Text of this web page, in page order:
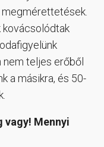
kovácsolódtak
nem teljes erőből
a másikra, és 50-
Mennyi